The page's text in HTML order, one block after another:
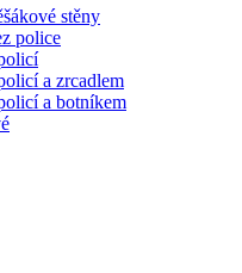
stěny
police
a zrcadlem
a botníkem